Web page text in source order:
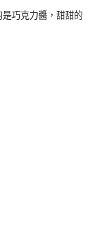
巧克力醬，甜甜的